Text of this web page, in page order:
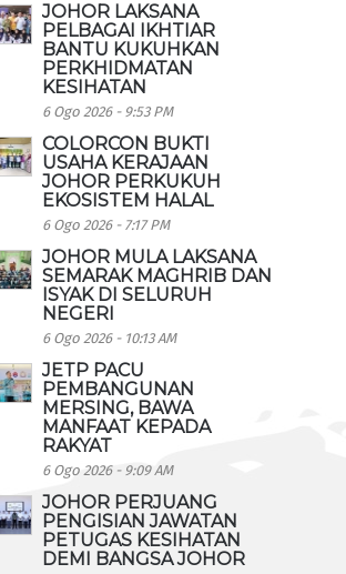
JOHOR LAKSANA
PELBAGAI IKHTIAR
BANTU KUKUHKAN
PERKHIDMATAN
KESIHATAN
6 Ogo 2026 - 9:53 PM
COLORCON BUKTI
USAHA KERAJAAN
JOHOR PERKUKUH
EKOSISTEM HALAL
6 Ogo 2026 - 7:17 PM
JOHOR MULA LAKSANA
SEMARAK MAGHRIB DAN
ISYAK DI SELURUH
NEGERI
6 Ogo 2026 - 10:13 AM
JETP PACU
PEMBANGUNAN
MERSING, BAWA
MANFAAT KEPADA
RAKYAT
6 Ogo 2026 - 9:09 AM
JOHOR PERJUANG
PENGISIAN JAWATAN
PETUGAS KESIHATAN
DEMI BANGSA JOHOR